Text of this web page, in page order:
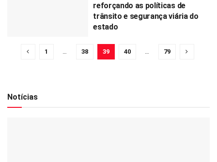
reforçando as políticas de
trânsito e segurança viária do
estado
1 … 38 39 40 … 79
Notícias